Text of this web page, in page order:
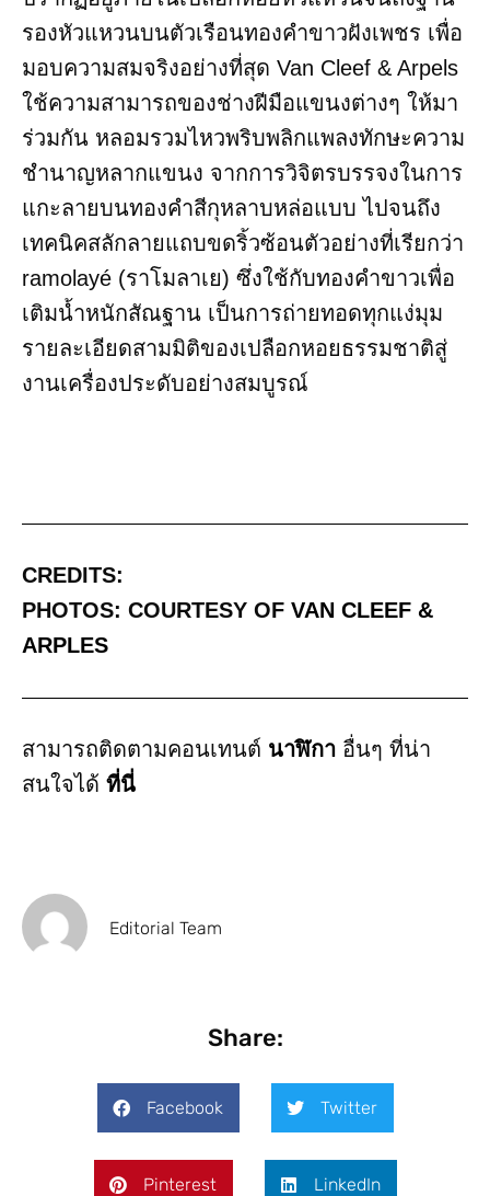
รองหัวแหวนบนตัวเรือนทองคำขาวฝังเพชร เพื่อ
มอบความสมจริงอย่างที่สุด Van Cleef & Arpels
ใช้ความสามารถของช่างฝีมือแขนงต่างๆ ให้มา
ร่วมกัน หลอมรวมไหวพริบพลิกแพลงทักษะความ
ชำนาญหลากแขนง จากการวิจิตรบรรจงในการ
แกะลายบนทองคำสีกุหลาบหล่อแบบ ไปจนถึง
เทคนิคสลักลายแถบขดริ้วซ้อนตัวอย่างที่เรียกว่า
ramolayé (ราโมลาเย) ซึ่งใช้กับทองคำขาวเพื่อ
เติมน้ำหนักสัณฐาน เป็นการถ่ายทอดทุกแง่มุม
รายละเอียดสามมิติของเปลือกหอยธรรมชาติสู่
งานเครื่องประดับอย่างสมบูรณ์
CREDITS:
PHOTOS: COURTESY OF VAN CLEEF &
ARPLES
สามารถติดตามคอนเทนต์ นาฬิกา อื่นๆ ที่น่า
สนใจได้ ที่นี่
Editorial Team
Share:
Facebook Twitter
Pinterest LinkedIn